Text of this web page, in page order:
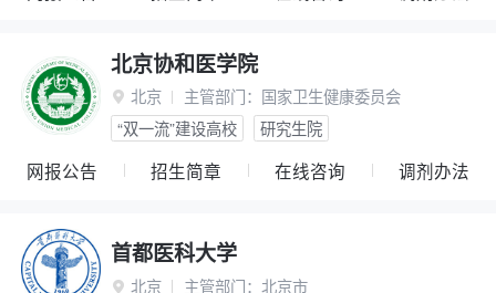
北京协和医学院
 北京 主管部门： 国家卫生健康委员会
“双一流”建设高校
研究生院
网报公告 招生简章 在线咨询 调剂办法
首都医科大学
 北京 主管部门： 北京市